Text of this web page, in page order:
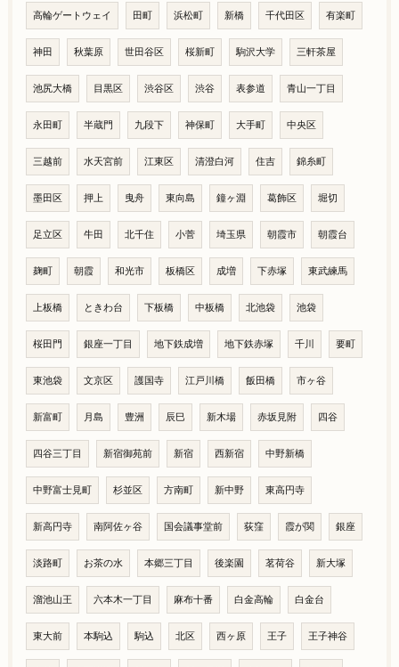
高輪ゲートウェイ 田町 浜松町 新橋 千代田区 有楽町
神田 秋葉原 世田谷区 桜新町 駒沢大学 三軒茶屋
池尻大橋 目黒区 渋谷区 渋谷 表参道 青山一丁目
永田町 半蔵門 九段下 神保町 大手町 中央区
三越前 水天宮前 江東区 清澄白河 住吉 錦糸町
墨田区 押上 曳舟 東向島 鐘ヶ淵 葛飾区 堀切
足立区 牛田 北千住 小菅 埼玉県 朝霞市 朝霞台
麹町 朝霞 和光市 板橋区 成増 下赤塚 東武練馬
上板橋 ときわ台 下板橋 中板橋 北池袋 池袋
桜田門 銀座一丁目 地下鉄成増 地下鉄赤塚 千川 要町
東池袋 文京区 護国寺 江戸川橋 飯田橋 市ヶ谷
新富町 月島 豊洲 辰巳 新木場 赤坂見附 四谷
四谷三丁目 新宿御苑前 新宿 西新宿 中野新橋
中野富士見町 杉並区 方南町 新中野 東高円寺
新高円寺 南阿佐ヶ谷 国会議事堂前 荻窪 霞が関 銀座
淡路町 お茶の水 本郷三丁目 後楽園 茗荷谷 新大塚
溜池山王 六本木一丁目 麻布十番 白金高輪 白金台
東大前 本駒込 駒込 北区 西ヶ原 王子 王子神谷